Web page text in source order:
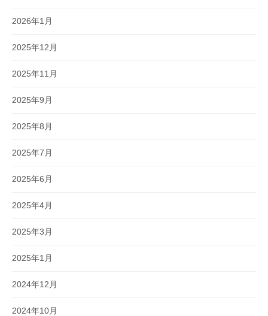
2026年1月
2025年12月
2025年11月
2025年9月
2025年8月
2025年7月
2025年6月
2025年4月
2025年3月
2025年1月
2024年12月
2024年10月